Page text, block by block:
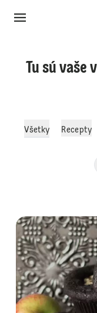
Tu sú
Všetky Recepty